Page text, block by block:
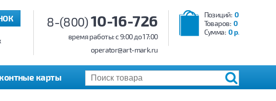
Позиций: 0
Товаров: 0
Сумма: 0 р.
8-(800)10-16-726
время работы: c 9:00 до 17:00
operator@art-mark.ru
карты